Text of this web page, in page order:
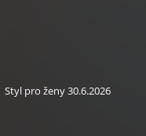
Styl pro ženy 30.6.2026